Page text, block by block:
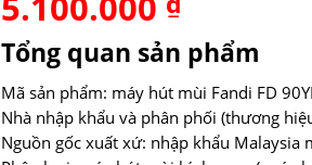
gốc
là:
7.950.000 ₫.
tại
là:
5.100.000
Tổng quan sản phẩm
Mã sản phẩm: máy hút mùi Fandi FD
Nhà nhập khẩu và phân phối (thương
Nguồn gốc xuất xứ: nhập khẩu Malaysia